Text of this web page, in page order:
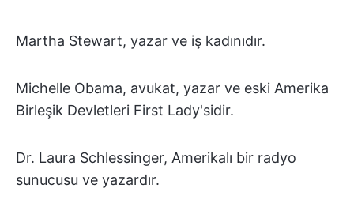
Martha Stewart, yazar ve iş kadınıdır.
Michelle Obama, avukat, yazar ve eski Amerika
Birleşik Devletleri First Lady'sidir.
Dr. Laura Schlessinger, Amerikalı bir radyo
sunucusu ve yazardır.